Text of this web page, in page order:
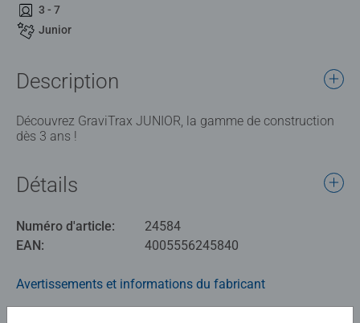
3 - 7
Junior
Description
Découvrez GraviTrax JUNIOR, la gamme de construction
dès 3 ans !
Détails
Numéro d'article:
24584
EAN:
4005556245840
Avertissements et informations du fabricant